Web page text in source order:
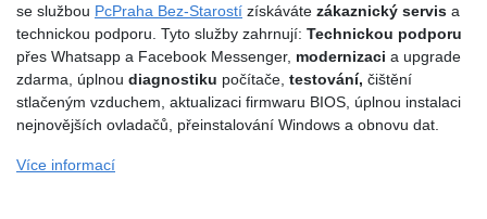
se službou PcPraha Bez-Starostí získáváte zákaznický servis a
technickou podporu. Tyto služby zahrnují: Technickou podporu
přes Whatsapp a Facebook Messenger, modernizaci a upgrade
zdarma, úplnou diagnostiku počítače, testování, čištění
stlačeným vzduchem, aktualizaci firmwaru BIOS, úplnou instalaci
nejnovějších ovladačů, přeinstalování Windows a obnovu dat.
Více informací